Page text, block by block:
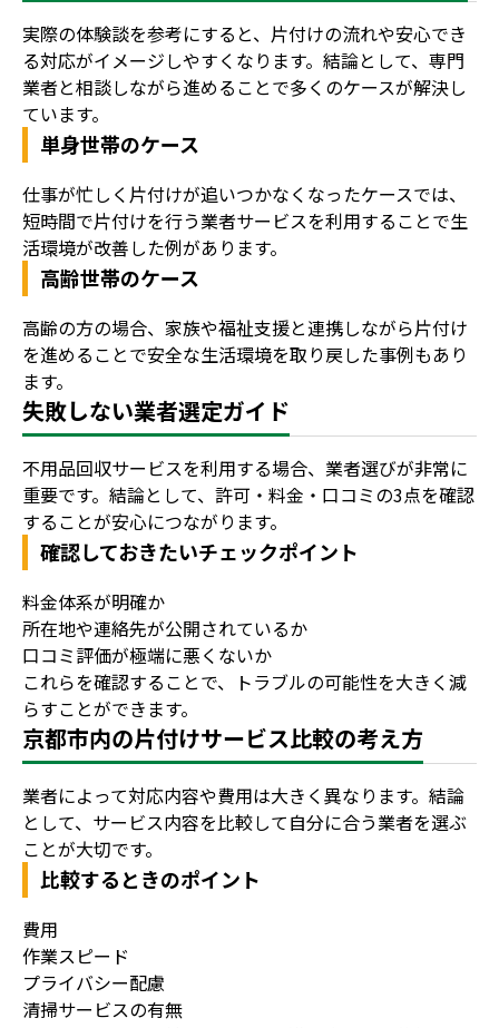
実際の体験談を参考にすると、片付けの流れや安心でき
る対応がイメージしやすくなります。結論として、専門
業者と相談しながら進めることで多くのケースが解決し
ています。
単身世帯のケース
仕事が忙しく片付けが追いつかなくなったケースでは、
短時間で片付けを行う業者サービスを利用することで生
活環境が改善した例があります。
高齢世帯のケース
高齢の方の場合、家族や福祉支援と連携しながら片付け
を進めることで安全な生活環境を取り戻した事例もあり
ます。
失敗しない業者選定ガイド
不用品回収サービスを利用する場合、業者選びが非常に
重要です。結論として、許可・料金・口コミの3点を確認
することが安心につながります。
確認しておきたいチェックポイント
料金体系が明確か
所在地や連絡先が公開されているか
口コミ評価が極端に悪くないか
これらを確認することで、トラブルの可能性を大きく減
らすことができます。
京都市内の片付けサービス比較の考え方
業者によって対応内容や費用は大きく異なります。結論
として、サービス内容を比較して自分に合う業者を選ぶ
ことが大切です。
比較するときのポイント
費用
作業スピード
プライバシー配慮
清掃サービスの有無